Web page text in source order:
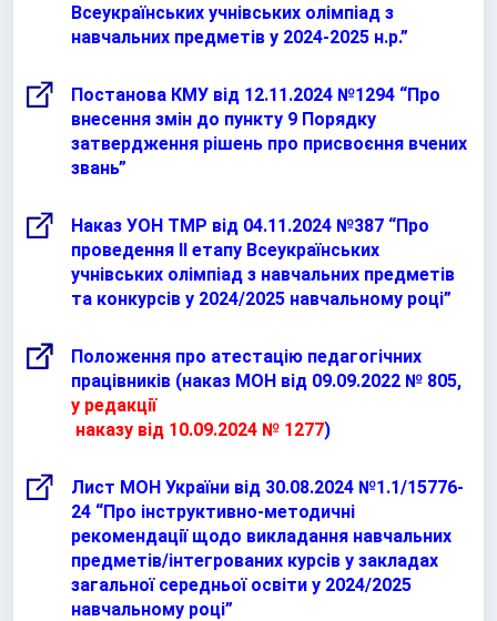
Всеукраїнських учнівських олімпіад з
навчальних предметів у 2024-2025 н.р.”
Постанова КМУ від 12.11.2024 №1294 “Про
внесення змін до пункту 9 Порядку
затвердження рішень про присвоєння вчених
звань”
Наказ УОН ТМР від 04.11.2024 №387 “Про
проведення ІІ етапу Всеукраїнських
учнівських олімпіад з навчальних предметів
та конкурсів у 2024/2025 навчальному році”
Положення про атестацію педагогічних
працівників (наказ МОН від 09.09.2022 № 805,
у редакції
наказу від 10.09.2024 № 1277)
Лист МОН України від 30.08.2024 №1.1/15776-
24 “Про інструктивно-методичні
рекомендації щодо викладання навчальних
предметів/інтегрованих курсів у закладах
загальної середньої освіти у 2024/2025
навчальному році”